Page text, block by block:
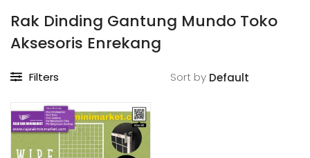
Rak Dinding Gantung Mundo Toko
Aksesoris Enrekang
Filters Sort by